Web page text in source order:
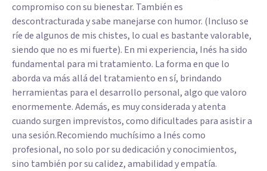
compromiso con su bienestar. También es
descontracturada y sabe manejarse con humor. (Incluso se
ríe de algunos de mis chistes, lo cual es bastante valorable,
siendo que no es mi fuerte). En mi experiencia, Inés ha sido
fundamental para mi tratamiento. La forma en que lo
aborda va más allá del tratamiento en sí, brindando
herramientas para el desarrollo personal, algo que valoro
enormemente. Además, es muy considerada y atenta
cuando surgen imprevistos, como dificultades para asistir a
una sesión.Recomiendo muchísimo a Inés como
profesional, no solo por su dedicación y conocimientos,
sino también por su calidez, amabilidad y empatía.